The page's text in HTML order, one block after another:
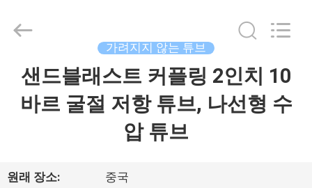
Rubber
Reserved.
가려지지 않는 튜브
샌드블래스트 커플링 2인치 10
바르 굴절 저항 튜브, 나선형 수
압 튜브
원래 장소: 중국